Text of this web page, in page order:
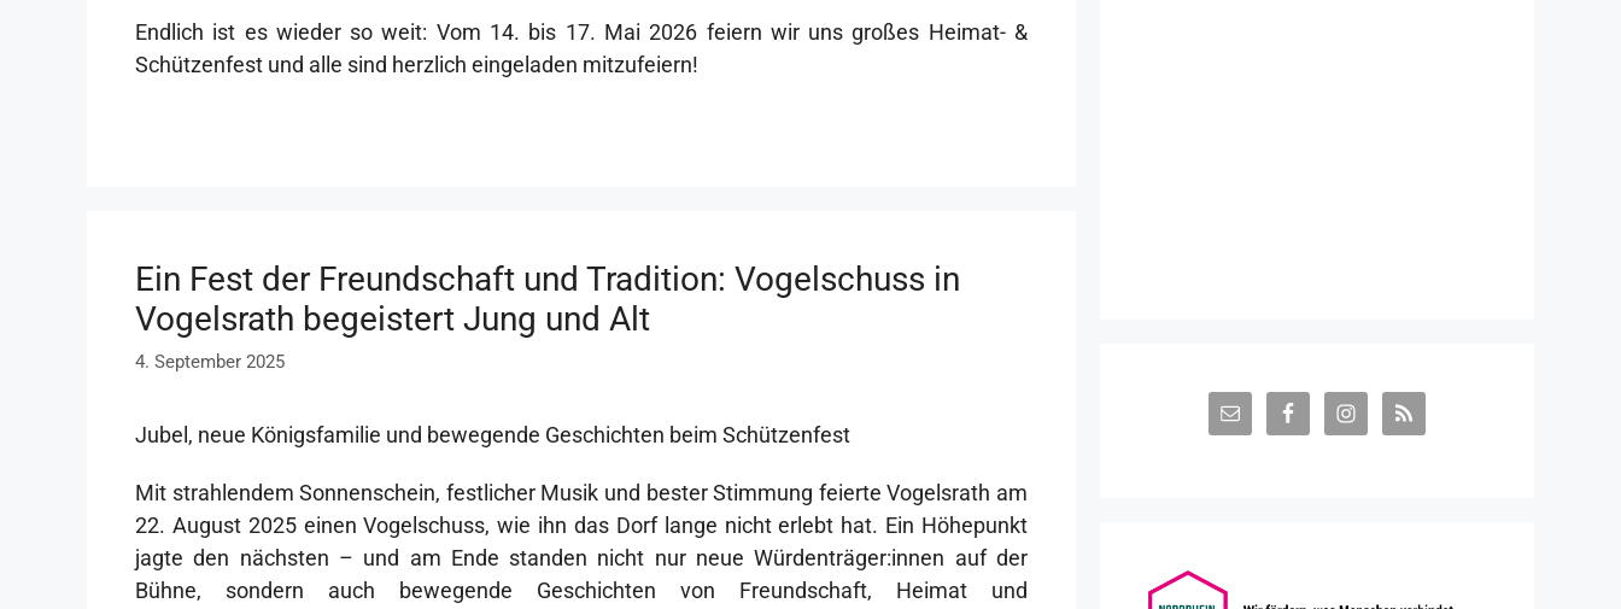
Endlich ist es wieder so weit: Vom 14. bis 17. Mai 2026 feiern wir uns großes Heimat- &
Schützenfest und alle sind herzlich eingeladen mitzufeiern!
Ein Fest der Freundschaft und Tradition: Vogelschuss in
Vogelsrath begeistert Jung und Alt
4. September 2025
Jubel, neue Königsfamilie und bewegende Geschichten beim Schützenfest
Mit strahlendem Sonnenschein, festlicher Musik und bester Stimmung feierte Vogelsrath am
22. August 2025 einen Vogelschuss, wie ihn das Dorf lange nicht erlebt hat. Ein Höhepunkt
jagte den nächsten – und am Ende standen nicht nur neue Würdenträger:innen auf der
Bühne, sondern auch bewegende Geschichten von Freundschaft, Heimat und